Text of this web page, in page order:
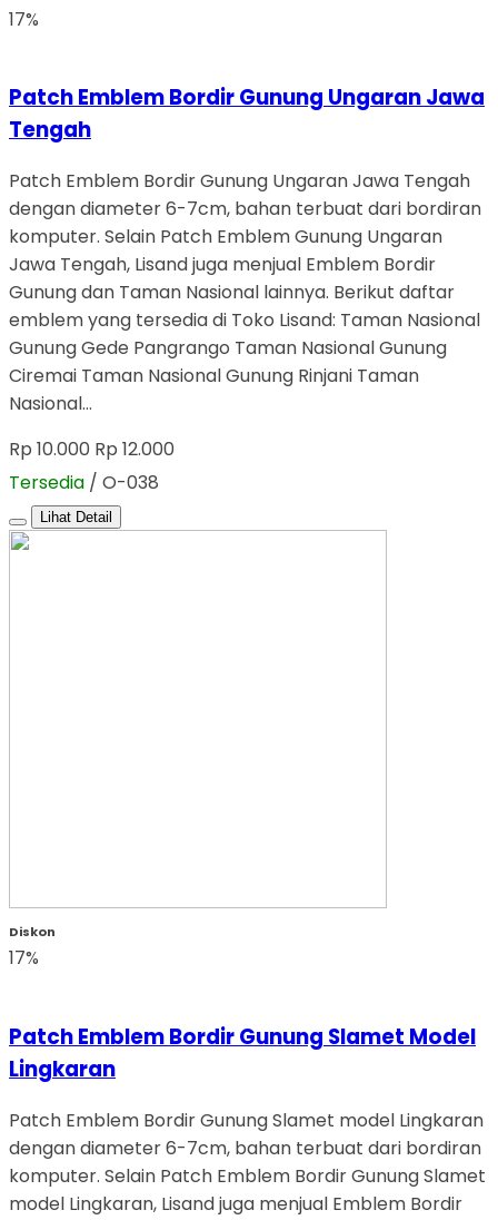
17%
Patch Emblem Bordir Gunung Ungaran Jawa
Tengah
Patch Emblem Bordir Gunung Ungaran Jawa Tengah
dengan diameter 6-7cm, bahan terbuat dari bordiran
komputer. Selain Patch Emblem Gunung Ungaran
Jawa Tengah, Lisand juga menjual Emblem Bordir
Gunung dan Taman Nasional lainnya. Berikut daftar
emblem yang tersedia di Toko Lisand: Taman Nasional
Gunung Gede Pangrango Taman Nasional Gunung
Ciremai Taman Nasional Gunung Rinjani Taman
Nasional…
Rp 10.000 Rp 12.000
Tersedia / O-038
Lihat Detail
Diskon
17%
Patch Emblem Bordir Gunung Slamet Model
Lingkaran
Patch Emblem Bordir Gunung Slamet model Lingkaran
dengan diameter 6-7cm, bahan terbuat dari bordiran
komputer. Selain Patch Emblem Bordir Gunung Slamet
model Lingkaran, Lisand juga menjual Emblem Bordir